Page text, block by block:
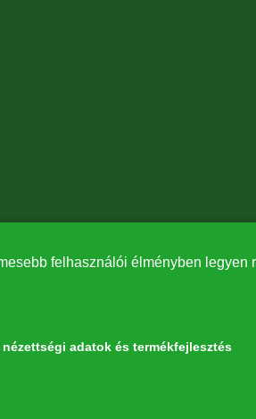
az Európai Bizottság LIFE alapja
felhasználói élményben legyen
adatok és termékfejlesztés